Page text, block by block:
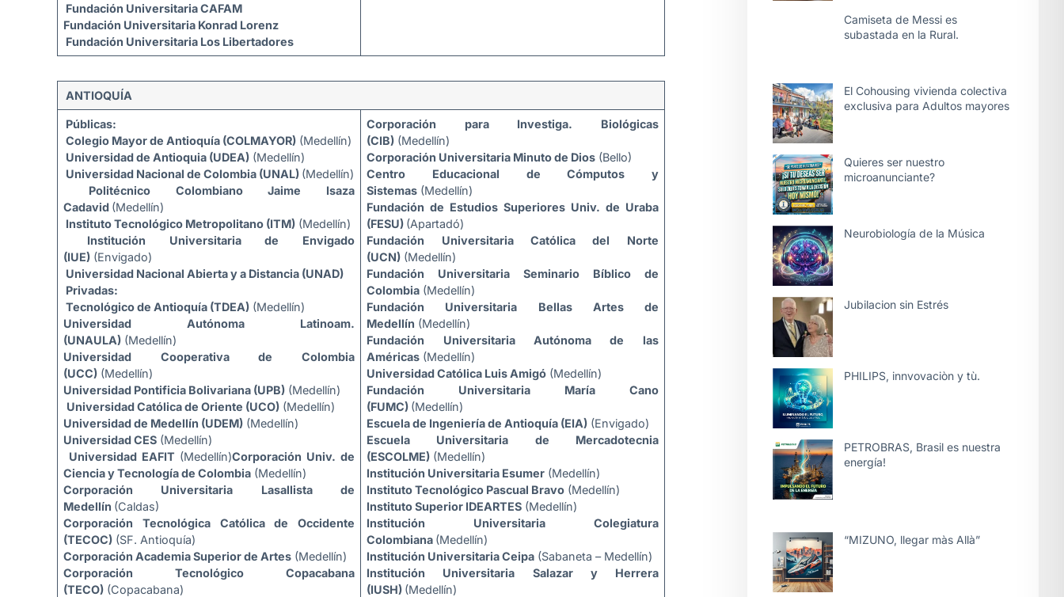
Fundación Universitaria CAFAM
Fundación Universitaria Konrad Lorenz
Fundación Universitaria Los Libertadores
ANTIOQUÍA
Públicas:
Colegio Mayor de Antioquía (COLMAYOR) (Medellín)
Universidad de Antioquia (UDEA) (Medellín)
Universidad Nacional de Colombia (UNAL) (Medellín)
Politécnico Colombiano Jaime Isaza
Cadavid (Medellín)
Instituto Tecnológico Metropolitano (ITM) (Medellín)
Institución Universitaria de Envigado
(IUE) (Envigado)
Universidad Nacional Abierta y a Distancia (UNAD)
Privadas:
Tecnológico de Antioquía (TDEA) (Medellín)
Universidad Autónoma Latinoam.
(UNAULA) (Medellín)
Universidad Cooperativa de Colombia
(UCC) (Medellín)
Universidad Pontificia Bolivariana (UPB) (Medellín)
Universidad Católica de Oriente (UCO) (Medellín)
Universidad de Medellín (UDEM) (Medellín)
Universidad CES (Medellín)
Universidad EAFIT (Medellín)Corporación Univ. de
Ciencia y Tecnología de Colombia (Medellín)
Corporación Universitaria Lasallista de
Medellín (Caldas)
Corporación Tecnológica Católica de Occidente
(TECOC) (SF. Antioquía)
Corporación Academia Superior de Artes (Medellín)
Corporación Tecnológico Copacabana
(TECO) (Copacabana)
Corporación para Investiga. Biológicas
(CIB) (Medellín)
Corporación Universitaria Minuto de Dios (Bello)
Centro Educacional de Cómputos y
Sistemas (Medellín)
Fundación de Estudios Superiores Univ. de Uraba
(FESU) (Apartadó)
Fundación Universitaria Católica del Norte
(UCN) (Medellín)
Fundación Universitaria Seminario Bíblico de
Colombia (Medellín)
Fundación Universitaria Bellas Artes de
Medellín (Medellín)
Fundación Universitaria Autónoma de las
Américas (Medellín)
Universidad Católica Luis Amigó (Medellín)
Fundación Universitaria María Cano
(FUMC) (Medellín)
Escuela de Ingeniería de Antioquía (EIA) (Envigado)
Escuela Universitaria de Mercadotecnia
(ESCOLME) (Medellín)
Institución Universitaria Esumer (Medellín)
Instituto Tecnológico Pascual Bravo (Medellín)
Instituto Superior IDEARTES (Medellín)
Institución Universitaria Colegiatura
Colombiana (Medellín)
Institución Universitaria Ceipa (Sabaneta – Medellín)
Institución Universitaria Salazar y Herrera
(IUSH) (Medellín)
Camiseta de Messi es
subastada en la Rural.
El Cohousing vivienda colectiva
exclusiva para Adultos mayores
Quieres ser nuestro
microanunciante?
Neurobiología de la Música
Jubilacion sin Estrés
PHILIPS, innvovaciòn y tù.
PETROBRAS, Brasil es nuestra
energía!
“MIZUNO, llegar màs Allà”